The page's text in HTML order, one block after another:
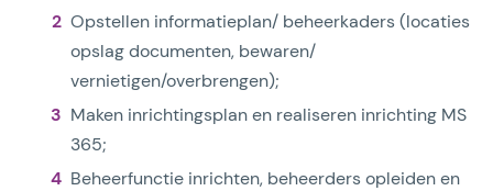
Opstellen informatieplan/ beheerkaders (locaties
opslag documenten, bewaren/
vernietigen/overbrengen);
Maken inrichtingsplan en realiseren inrichting MS
365;
Beheerfunctie inrichten, beheerders opleiden en